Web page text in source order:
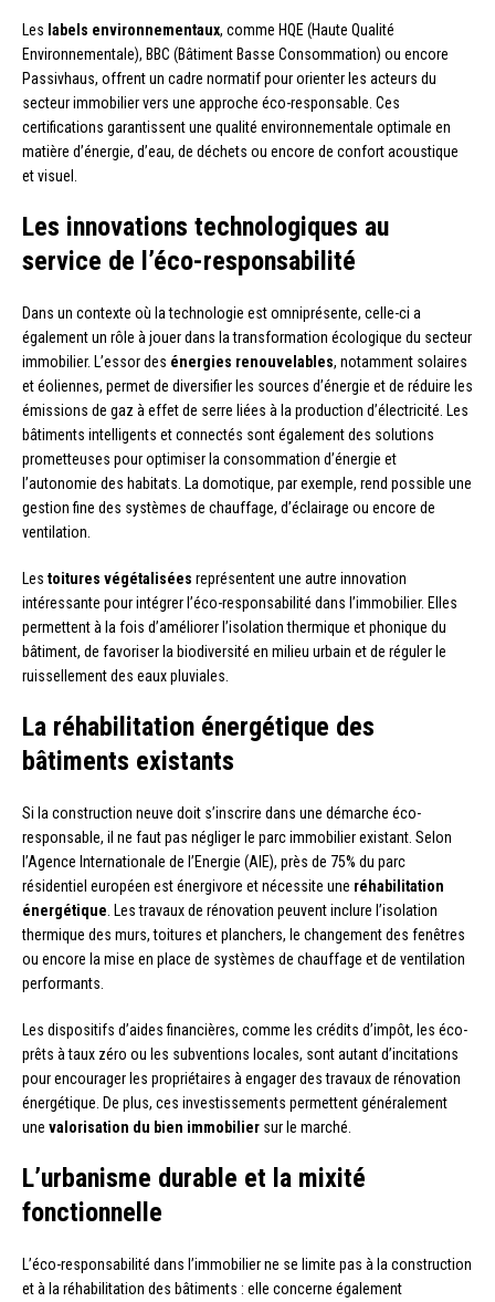
Les labels environnementaux, comme HQE (Haute Qualité
Environnementale), BBC (Bâtiment Basse Consommation) ou encore
Passivhaus, offrent un cadre normatif pour orienter les acteurs du
secteur immobilier vers une approche éco-responsable. Ces
certifications garantissent une qualité environnementale optimale en
matière d’énergie, d’eau, de déchets ou encore de confort acoustique
et visuel.
Les innovations technologiques au
service de l’éco-responsabilité
Dans un contexte où la technologie est omniprésente, celle-ci a
également un rôle à jouer dans la transformation écologique du secteur
immobilier. L’essor des énergies renouvelables, notamment solaires
et éoliennes, permet de diversifier les sources d’énergie et de réduire les
émissions de gaz à effet de serre liées à la production d’électricité. Les
bâtiments intelligents et connectés sont également des solutions
prometteuses pour optimiser la consommation d’énergie et
l’autonomie des habitats. La domotique, par exemple, rend possible une
gestion fine des systèmes de chauffage, d’éclairage ou encore de
ventilation.
Les toitures végétalisées représentent une autre innovation
intéressante pour intégrer l’éco-responsabilité dans l’immobilier. Elles
permettent à la fois d’améliorer l’isolation thermique et phonique du
bâtiment, de favoriser la biodiversité en milieu urbain et de réguler le
ruissellement des eaux pluviales.
La réhabilitation énergétique des
bâtiments existants
Si la construction neuve doit s’inscrire dans une démarche éco-
responsable, il ne faut pas négliger le parc immobilier existant. Selon
l’Agence Internationale de l’Energie (AIE), près de 75% du parc
résidentiel européen est énergivore et nécessite une réhabilitation
énergétique . Les travaux de rénovation peuvent inclure l’isolation
thermique des murs, toitures et planchers, le changement des fenêtres
ou encore la mise en place de systèmes de chauffage et de ventilation
performants.
Les dispositifs d’aides financières, comme les crédits d’impôt, les éco-
prêts à taux zéro ou les subventions locales, sont autant d’incitations
pour encourager les propriétaires à engager des travaux de rénovation
énergétique. De plus, ces investissements permettent généralement
une valorisation du bien immobilier sur le marché.
L’urbanisme durable et la mixité
fonctionnelle
L’éco-responsabilité dans l’immobilier ne se limite pas à la construction
et à la réhabilitation des bâtiments : elle concerne également